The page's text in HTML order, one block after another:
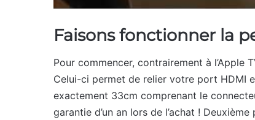
Faisons fonctionner la
Pour commencer, contrairement à l’Apple
Celui-ci permet de relier votre port HDMI
exactement 33cm comprenant le
garantie d’un an lors de l’achat !